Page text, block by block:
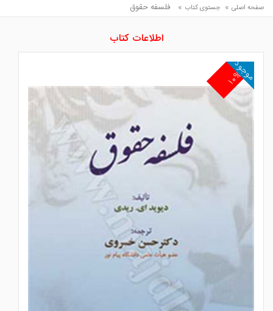
صفحه اصلی » جستوی کتاب » فلسفه حقوق
اطلاعات کتاب
۱۰%
موجود